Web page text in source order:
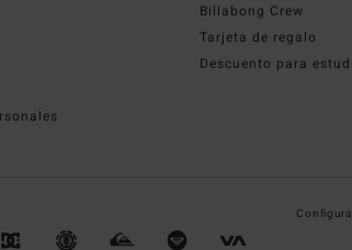
Billabong Crew
Tarjeta de regalo
Descuento para